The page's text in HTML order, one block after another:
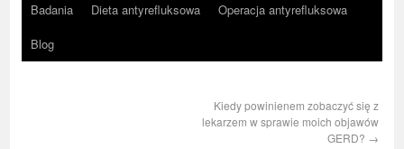
Badania
Dieta antyrefluksowa
Operacja antyrefluksowa
Blog
Kiedy powinienem zobaczyć się z
lekarzem w sprawie moich objawów
GERD? →